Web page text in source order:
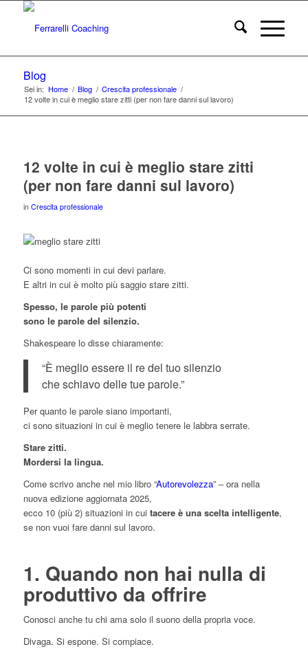
Blog
Sei in: Home / Blog / Crescita professionale /
12 volte in cui è meglio stare zitti (per non fare danni sul lavoro)
12 volte in cui è meglio stare zitti
(per non fare danni sul lavoro)
in Crescita professionale
Ci sono momenti in cui devi parlare.
E altri in cui è molto più saggio stare zitti.
Spesso, le parole più potenti
sono le parole del silenzio.
Shakespeare lo disse chiaramente:
“È meglio essere il re del tuo silenzio
che schiavo delle tue parole.”
Per quanto le parole siano importanti,
ci sono situazioni in cui è meglio tenere le labbra serrate.
Stare zitti.
Mordersi la lingua.
Come scrivo anche nel mio libro “Autorevolezza” – ora nella
nuova edizione aggiornata 2025,
ecco 10 (più 2) situazioni in cui tacere è una scelta intelligente,
se non vuoi fare danni sul lavoro.
1. Quando non hai nulla di
produttivo da offrire
Conosci anche tu chi ama solo il suono della propria voce.
Divaga. Si espone. Si compiace.